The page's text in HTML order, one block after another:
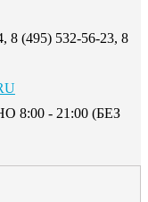
8 (495) 532-56-23, 8
8:00 - 21:00 (БЕЗ